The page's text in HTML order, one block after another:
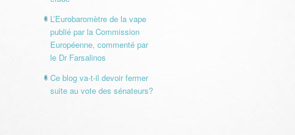
L’Eurobaromètre de la vape
publié par la Commission
Européenne, commenté par
le Dr Farsalinos
Ce blog va-t-il devoir fermer
suite au vote des sénateurs?